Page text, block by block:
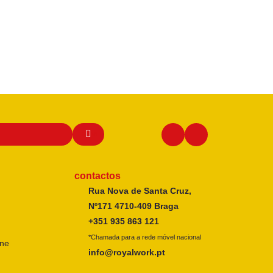
contactos
Rua Nova de Santa Cruz,
Nº171 4710-409 Braga
+351 935 863 121
*Chamada para a rede móvel nacional
info@royalwork.pt